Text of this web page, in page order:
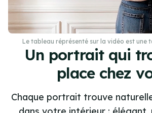
Un portrait qui
place chez
Chaque portrait trouve
Le tableau réprésenté sur la vidéo est une